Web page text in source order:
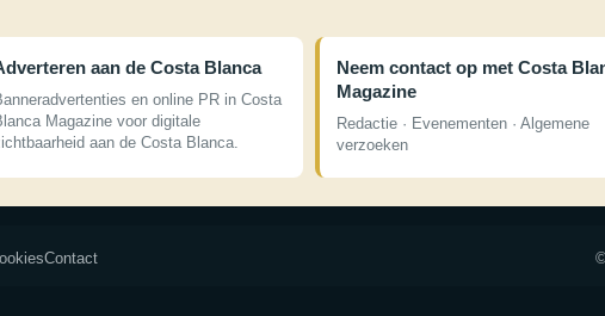
aan de Costa Blanca
en online PR in Costa
Magazine voor digitale
aan de Costa Blanca.
Neem contact op met Costa
Magazine
Redactie · Evenementen · Algemene
verzoeken
Contact